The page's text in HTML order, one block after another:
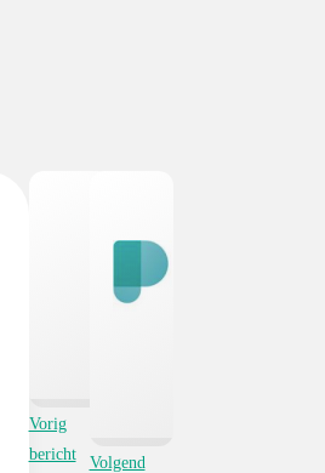
Vorig
bericht
Volgend